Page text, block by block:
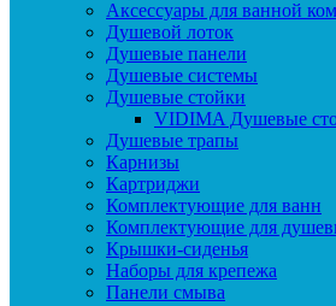
Аксессуары для ванной
Душевой лоток
Душевые панели
Душевые системы
Душевые стойки
VIDIMA Душевые
Душевые трапы
Карнизы
Картриджи
Комплектующие для ванн
Комплектующие для
Крышки-сиденья
Наборы для крепежа
Панели смыва